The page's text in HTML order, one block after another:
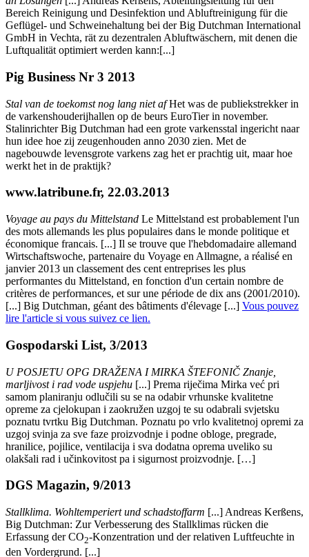
Bereich Reinigung und Desinfektion und Abluftreinigung für die
Geflügel- und Schweinehaltung bei der Big Dutchman International
GmbH in Vechta, rät zu dezentralen Abluftwäschern, mit denen die
Luftqualität optimiert werden kann:[...]
Pig Business Nr 3 2013
Stal van de toekomst nog lang niet afHet was de publiekstrekker in
de varkenshouderijhallen op de beurs EuroTier in november.
Stalinrichter Big Dutchman had een grote varkensstal ingericht naar
hun idee hoe zij zeugenhouden anno 2030 zien. Met de
nagebouwde levensgrote varkens zag het er prachtig uit, maar hoe
werkt het in de praktijk?
www.latribune.fr, 22.03.2013
Voyage au pays du Mittelstand Le Mittelstand est probablement l'un
des mots allemands les plus populaires dans le monde politique et
économique francais. [...] Il se trouve que l'hebdomadaire allemand
Wirtschaftswoche, partenaire du Voyage en Allmagne, a réalisé en
janvier 2013 un classement des cent entreprises les plus
performantes du Mittelstand, en fonction d'un certain nombre de
critères de performances, et sur une période de dix ans (2001/2010).
[...] Big Dutchman, géant des bâtiments d'élevage [...] Vous pouvez
lire l'article si vous suivez ce lien.
Gospodarski List, 3/2013
U POSJETU OPG DRAŽENA I MIRKA ŠTEFONIČ Znanje,
marljivost i rad vode uspjehu [...] Prema riječima Mirka već pri
samom planiranju odlučili su se na odabir vrhunske kvalitetne
opreme za cjelokupan i zaokružen uzgoj te su odabrali svjetsku
poznatu tvrtku Big Dutchman. Poznatu po vrlo kvalitetnoj opremi za
uzgoj svinja za sve faze proizvodnje i podne obloge, pregrade,
hranilice, pojilice, ventilacija i sva dodatna oprema uveliko su
olakšali rad i učinkovitost pa i sigurnost proizvodnje. […]
DGS Magazin, 9/2013
Stallklima. Wohltemperiert und schadstoffarm [...] Andreas Kerßens,
Big Dutchman: Zur Verbesserung des Stallklimas rücken die
Erfassung der CO2-Konzentration und der relativen Luftfeuchte in
den Vordergrund. [...]